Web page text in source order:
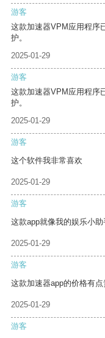
游客
这款加速器VPM应用程序
护。
2025-01-29
游客
这款加速器VPM应用程序
护。
2025-01-29
游客
这个软件我非常喜欢
2025-01-29
游客
这款app就像我的娱乐小助
2025-01-29
游客
这款加速器app的价格有
2025-01-29
游客